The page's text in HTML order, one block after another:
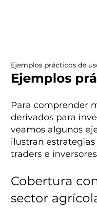
Ejemplos prácticos de
Ejemplos
Para comprender
derivados para
veamos algunos
ilustran
traders e
Cobertura
sector